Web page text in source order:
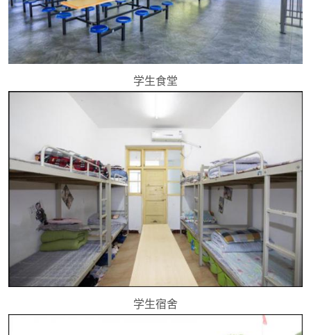
学生食堂
学生宿舍